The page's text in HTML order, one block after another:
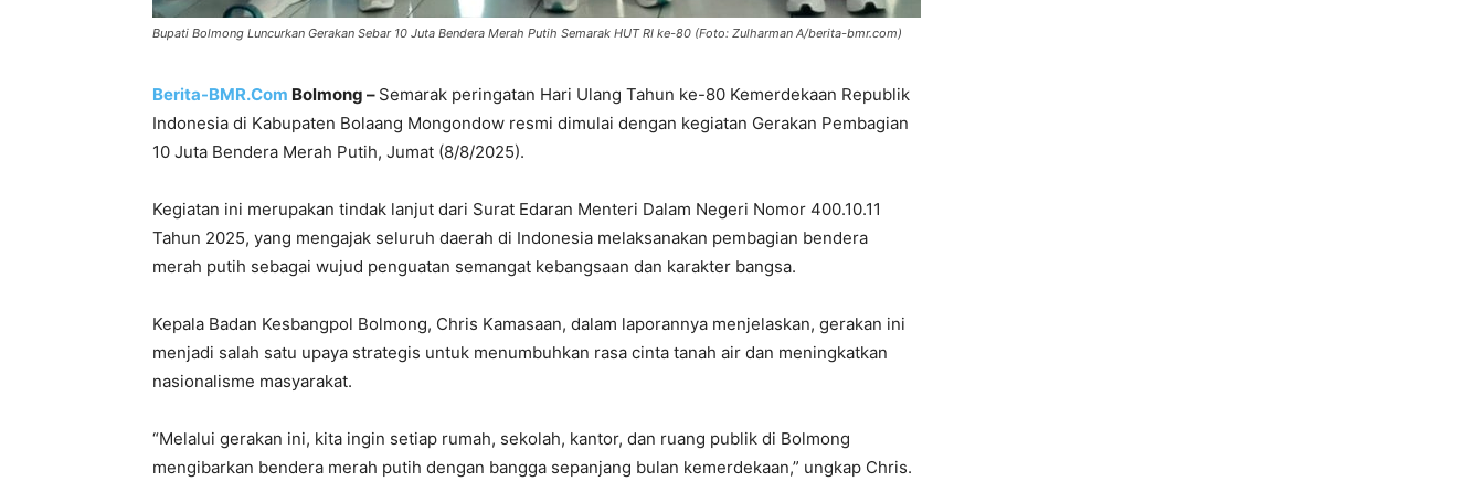
Bupati Bolmong Luncurkan Gerakan Sebar 10 Juta Bendera Merah Putih Semarak HUT RI ke-80 (Foto: Zulharman A/berita-bmr.com)
Berita-BMR.Com Bolmong – Semarak peringatan Hari Ulang Tahun ke-80 Kemerdekaan Republik
Indonesia di Kabupaten Bolaang Mongondow resmi dimulai dengan kegiatan Gerakan Pembagian
10 Juta Bendera Merah Putih, Jumat (8/8/2025).
Kegiatan ini merupakan tindak lanjut dari Surat Edaran Menteri Dalam Negeri Nomor 400.10.11
Tahun 2025, yang mengajak seluruh daerah di Indonesia melaksanakan pembagian bendera
merah putih sebagai wujud penguatan semangat kebangsaan dan karakter bangsa.
Kepala Badan Kesbangpol Bolmong, Chris Kamasaan, dalam laporannya menjelaskan, gerakan ini
menjadi salah satu upaya strategis untuk menumbuhkan rasa cinta tanah air dan meningkatkan
nasionalisme masyarakat.
“Melalui gerakan ini, kita ingin setiap rumah, sekolah, kantor, dan ruang publik di Bolmong
mengibarkan bendera merah putih dengan bangga sepanjang bulan kemerdekaan,” ungkap Chris.